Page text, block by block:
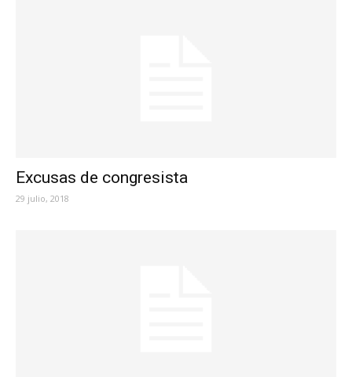
Excusas de congresista
29 julio, 2018